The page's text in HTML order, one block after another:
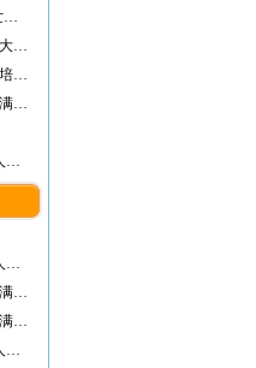
福建省泉州七中学生荣获2009年度WRO世界机器人奥林匹克竞赛高中创意铜牌
福建省中学生赴美参加2013年国际机器人大赛喜获佳绩
2020年福建省青少年机器人竞赛指导教师培训班在榕圆满结束
第十届福建省青少年机器人竞赛在泉州圆满落幕
福建省中学生赴美参加"2014年VEX机器人世界锦标赛"再创佳绩
福建省中学生赴美参加"2013年VEX机器人世界锦标赛"再创佳绩
第十届福建省青少年机器人竞赛在泉州圆满落幕
第12届福建省青少年机器人竞赛在晋江圆满落幕
福建省中学生赴美参加"2014年VEX机器人世界锦标赛"再创佳绩